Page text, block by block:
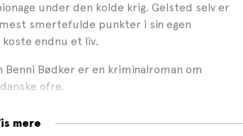
under den kolde krig. Gelsted selv er
smertefulde punkter i sin egen
endnu et liv.
Benni Bødker er en kriminalroman om
ofre.
mere